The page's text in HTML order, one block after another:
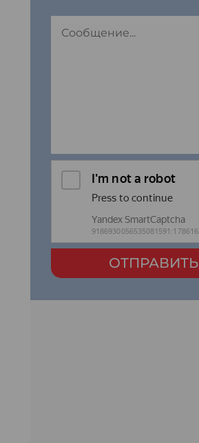
ОТПРАВИТЬ